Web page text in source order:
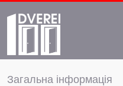
Загальна інформація